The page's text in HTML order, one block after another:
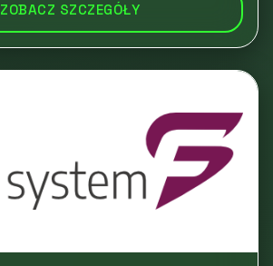
ZOBACZ SZCZEGÓŁY